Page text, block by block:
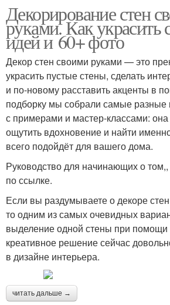
Декорирование стен
руками. Как украсить
идей и 60+ фото
Декор стен своими руками — это
украсить пустые стены, сделать
и по-новому расставить акценты в
подборку мы собрали самые разные
с примерами и мастер-классами:
ощутить вдохновение и найти
всего подойдёт для вашего дома.
Руководство для начинающих о
по ссылке.
Если вы раздумываете о декоре
то одним из самых очевидных
выделение одной стены при помощи
креативное решение сейчас
в дизайне интерьера.
читать дальше →